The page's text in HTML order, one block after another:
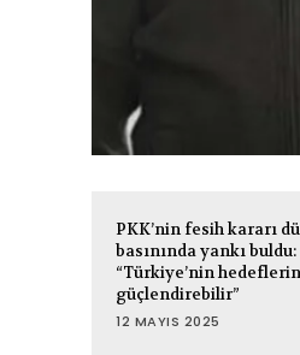
PKK’nin fesih kararı
basınında yankı buldu:
“Türkiye’nin
güçlendirebilir”
12 MAYIS 2025